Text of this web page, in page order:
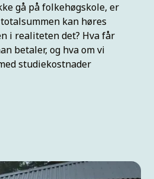
gå på folkehøgskole, er
kan høres
i realiteten det? Hva får
betaler, og hva om vi
studiekostnader